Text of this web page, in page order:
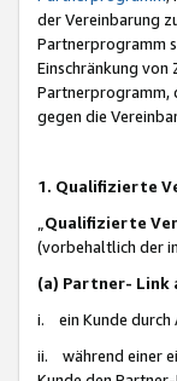
der Vereinbarung
Partnerprogramm
Einschränkung
Partnerprogramm,
gegen die
1. Qualifizierte
Qualifizierte
(vorbehaltlich der
(a) Partner- Link
i. ein Kunde durch
ii. während einer